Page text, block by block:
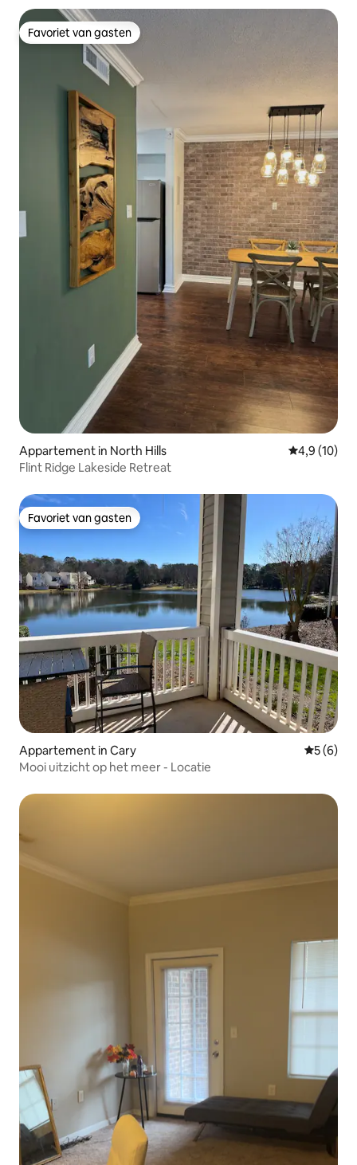
Favoriet van gasten
Favoriet van gasten
Appartement in North Hills
4,9 (10)
Flint Ridge Lakeside Retreat
Favoriet van gasten
Favoriet van gasten
Appartement in Cary
5 (6)
Mooi uitzicht op het meer - Locatie